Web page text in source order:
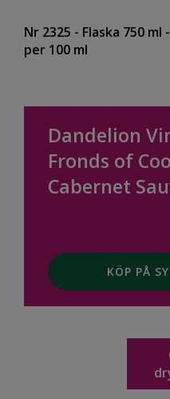
Nr 2325 - Flaska 750 ml
per 100 ml
Dandelion
Fronds of
Cabernet
KÖP PÅ